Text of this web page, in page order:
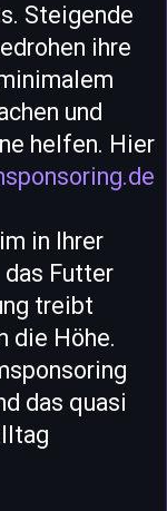
Steigende
ihre
und
helfen. Hier
in Ihrer
Futter
treibt
die Höhe.
das quasi